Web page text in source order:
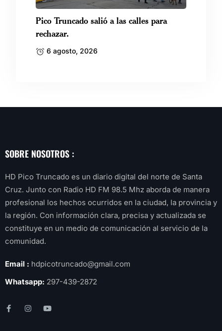
Pico Truncado salió a las calles para
rechazar.
6 agosto, 2026
SOBRE NOSOTROS :
HD Pico Truncado es un diario digital del norte de Santa
Cruz. Junto con Radio HD FM 98.5 Mhz aborda de manera
profesional los hechos ocurridos en la ciudad, la provincia y
la región. Con información clara, precisa y actualizada se
constituye en un medio de comunicación al servicio de la
comunidad.
Email : hdpicotruncado@gmail.com
Whatsapp: 297-439-2872